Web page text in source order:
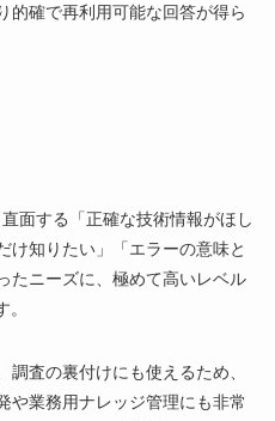
的確で再利用可能な回答が得ら
面する「正確な技術情報がほし
け知りたい」「エラーの意味と
たニーズに、極めて高いレベル
査の裏付けにも使えるため、
や業務用ナレッジ管理にも非常